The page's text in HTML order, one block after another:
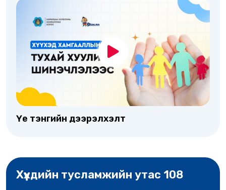
Үе тэнгийн дээрэлхэлт
Хүүхдийн тусламжийн утас 108